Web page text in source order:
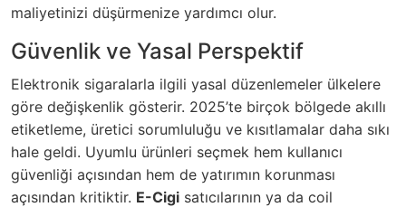
maliyetinizi düşürmenize yardımcı olur.
Güvenlik ve Yasal Perspektif
Elektronik sigaralarla ilgili yasal düzenlemeler ülkelere
göre değişkenlik gösterir. 2025’te birçok bölgede akıllı
etiketleme, üretici sorumluluğu ve kısıtlamalar daha sıkı
hale geldi. Uyumlu ürünleri seçmek hem kullanıcı
güvenliği açısından hem de yatırımın korunması
açısından kritiktir. E-Cigi satıcılarının ya da coil